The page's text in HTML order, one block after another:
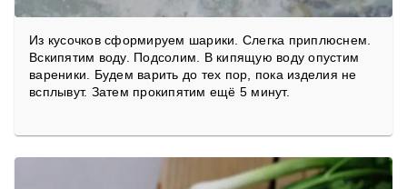
Из кусочков сформируем шарики. Слегка приплюснем.
Вскипятим воду. Подсолим. В кипящую воду опустим
вареники. Будем варить до тех пор, пока изделия не
всплывут. Затем прокипятим ещё 5 минут.